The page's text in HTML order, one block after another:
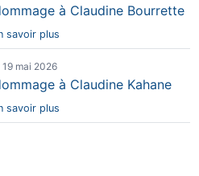
à Claudine Bourrette
savoir plus
19 mai 2026
à Claudine Kahane
savoir plus